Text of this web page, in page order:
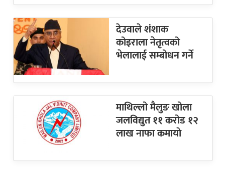
देउवाले शंशाक
कोइराला नेतृत्वको
भेलालाई सम्बोधन गर्ने
माथिल्लो मैलुङ खोला
जलविद्युत ११ करोड १२
लाख नाफा कमायाे